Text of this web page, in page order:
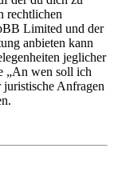
rechtlichen
Limited und der
anbieten kann
jeglicher
„An wen soll ich
Anfragen